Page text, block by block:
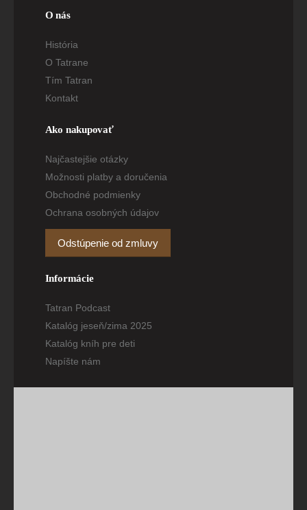
O nás
História
O Tatrane
Tím Tatran
Kontakt
Ako nakupovať
Najčastejšie otázky
Možnosti platby a doručenia
Obchodné podmienky
Ochrana osobných údajov
Odstúpenie od zmluvy
Informácie
Tatran Podcast
Katalóg jeseň/zima 2025
Katalóg kníh pre deti
Napíšte nám